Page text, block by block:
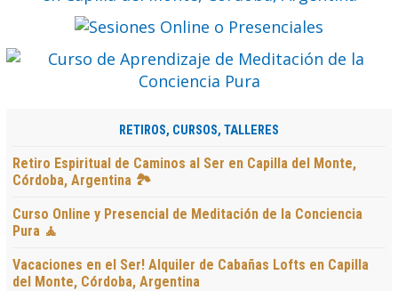
RETIROS, CURSOS, TALLERES
Retiro Espiritual de Caminos al Ser en Capilla del Monte,
Córdoba, Argentina 🏞️
Curso Online y Presencial de Meditación de la Conciencia
Pura 🧘
Vacaciones en el Ser! Alquiler de Cabañas Lofts en Capilla
del Monte, Córdoba, Argentina